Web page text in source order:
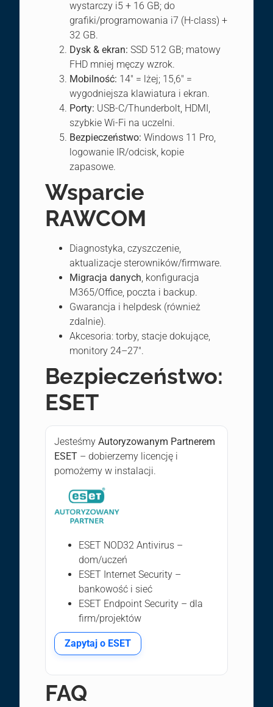
wystarczy i5 + 16 GB; do
grafiki/programowania i7 (H-class) +
32 GB.
Dysk & ekran: SSD 512 GB; matowy
FHD mniej męczy wzrok.
Mobilność: 14″ = lżej; 15,6″ =
wygodniejsza klawiatura i ekran.
Porty: USB-C/Thunderbolt, HDMI,
szybkie Wi-Fi na uczelni.
Bezpieczeństwo: Windows 11 Pro,
logowanie IR/odcisk, kopie
zapasowe.
Wsparcie
RAWCOM
Diagnostyka, czyszczenie,
aktualizacje sterowników/firmware.
Migracja danych, konfiguracja
M365/Office, poczta i backup.
Gwarancja i helpdesk (również
zdalnie).
Akcesoria: torby, stacje dokujące,
monitory 24–27″.
Bezpieczeństwo:
ESET
Jesteśmy Autoryzowanym Partnerem
ESET – dobierzemy licencję i
pomożemy w instalacji.
ESET NOD32 Antivirus –
dom/uczeń
ESET Internet Security –
bankowość i sieć
ESET Endpoint Security – dla
firm/projektów
Zapytaj o ESET
FAQ